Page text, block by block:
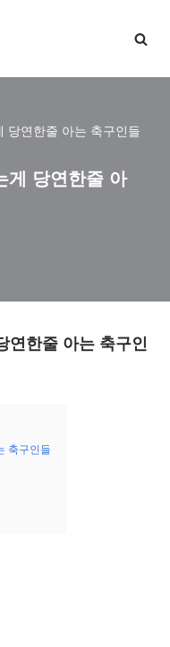
당연한줄 아는 축구인들
게 당연한줄 아
연한줄 아는 축구인
축구인들